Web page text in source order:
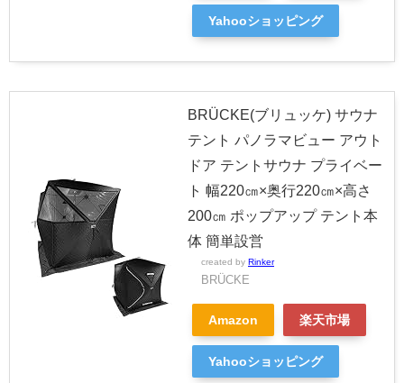
Yahooショッピング
BRÜCKE(ブリュッケ) サウナ
テント パノラマビュー アウト
ドア テントサウナ プライベー
ト 幅220㎝×奥行220㎝×高さ
200㎝ ポップアップ テント本
体 簡単設営
created by Rinker
BRÜCKE
Amazon 楽天市場
Yahooショッピング